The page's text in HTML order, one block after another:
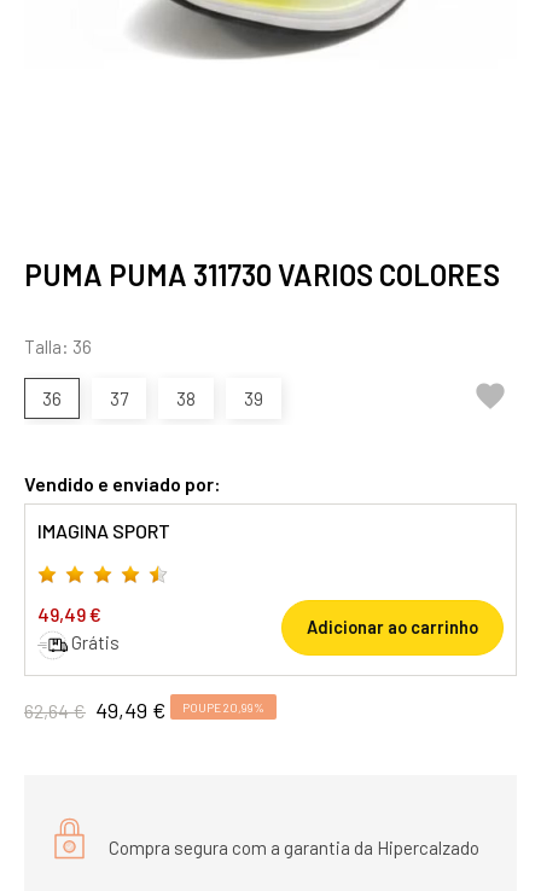
PUMA PUMA 311730 VARIOS COLORES
Talla: 36
36 37 38 39 
Vendido e enviado por:
IMAGINA SPORT
49,49 €
Grátis
Adicionar ao carrinho
62,64 € 49,49 € POUPE 20,99%
Compra segura com a garantia da Hipercalzado